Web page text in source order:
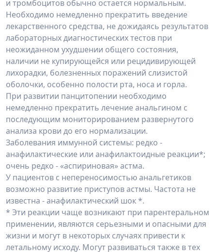
и тромбоцитов обычно остается нормальным.
Необходимо немедленно прекратить введение
лекарственного средства, не дожидаясь результатов
лабораторных диагностических тестов при
неожиданном ухудшении общего состояния,
наличии не купирующейся или рецидивирующей
лихорадки, болезненных поражений слизистой
оболочки, особенно полости рта, носа и горла.
При развитии панцитопении необходимо
немедленно прекратить лечение анальгином с
последующим мониторированием развернутого
анализа крови до его нормализации.
Заболевания иммунной системы: редко -
анафилактические или анафилактоидные реакции*;
очень редко - «аспириновая» астма.
У пациентов с непереносимостью анальгетиков
возможно развитие приступов астмы. Частота не
известна - анафилактический шок *.
* Эти реакции чаще возникают при парентеральном
применении, являются серьезными и опасными для
жизни и могут в некоторых случаях привести к
летальному исходу. Могут развиваться также в тех